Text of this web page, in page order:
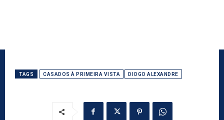
TAGS CASADOS À PRIMEIRA VISTA DIOGO ALEXANDRE